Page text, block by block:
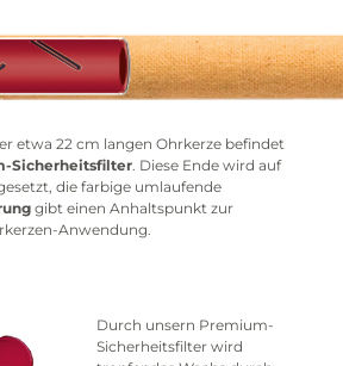
etwa 22 cm langen Ohrkerze befindet
Sicherheitsfilter. Diese Ende wird auf
die farbige umlaufende
gibt einen Anhaltspunkt zur
Anwendung.
Durch unsern Premium-
Sicherheitsfilter wird